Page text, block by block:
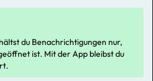
du Benachrichtigungen nur,
ist. Mit der App bleibst du